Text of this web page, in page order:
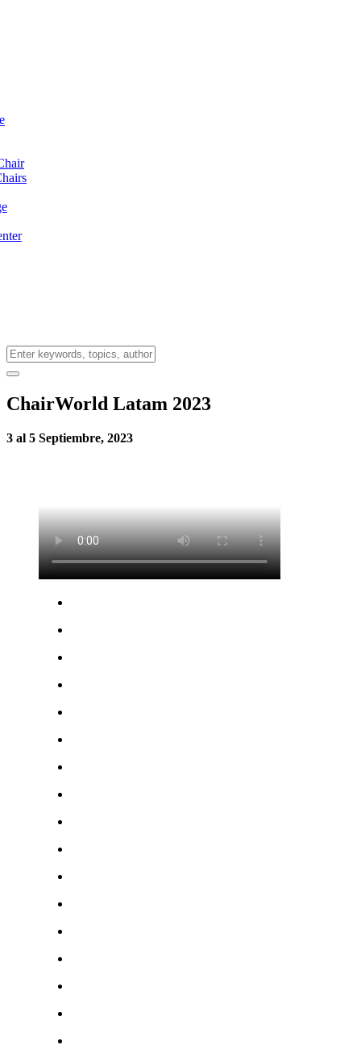
ChairWorld Latam 2023
3 al 5 Septiembre, 2023